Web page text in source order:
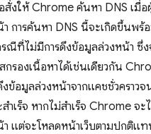
งให้ Chrome ค้นหา DNS เมื่อ
การค้นหา DNS นี้จะเกิดขึ้นพ
ณีที่ไม่มีการดึงข้อมูลล่วงหน้า ซึ่
กรองเนื้อหาได้เช่นเดียวกัน
ข้อมูลล่วงหน้าจากแคชชั่วคราวจ
ำเร็จ หากไม่สำเร็จ Chrome จ
แต่จะโหลดหน้าเว็บตามปกติแท